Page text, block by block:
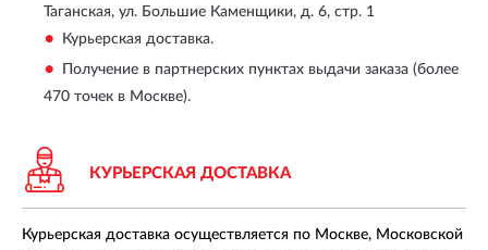
Таганская, ул. Большие Каменщики, д. 6, стр. 1
Курьерская доставка.
Получение в партнерских пунктах выдачи заказа (более
470 точек в Москве).
КУРЬЕРСКАЯ ДОСТАВКА
Курьерская доставка осуществляется по Москве, Московской